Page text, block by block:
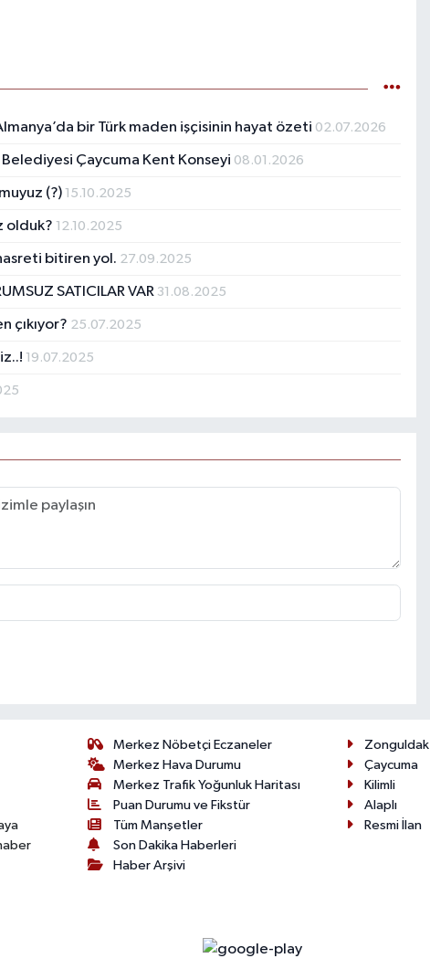
bir Türk maden işçisinin hayat özeti 02.07.2026
Çaycuma Kent Konseyi 08.01.2026
(?) 15.10.2025
olduk? 12.10.2025
bitiren yol. 27.09.2025
SATICILAR VAR 31.08.2025
çıkıyor? 25.07.2025
19.07.2025
Merkez Nöbetçi Eczaneler
Merkez Hava Durumu
Merkez Trafik Yoğunluk Haritası
Puan Durumu ve Fikstür
Tüm Manşetler
Son Dakika Haberleri
Haber Arşivi
Zonguldak
Çaycuma
Kilimli
Alaplı
Resmi İlan